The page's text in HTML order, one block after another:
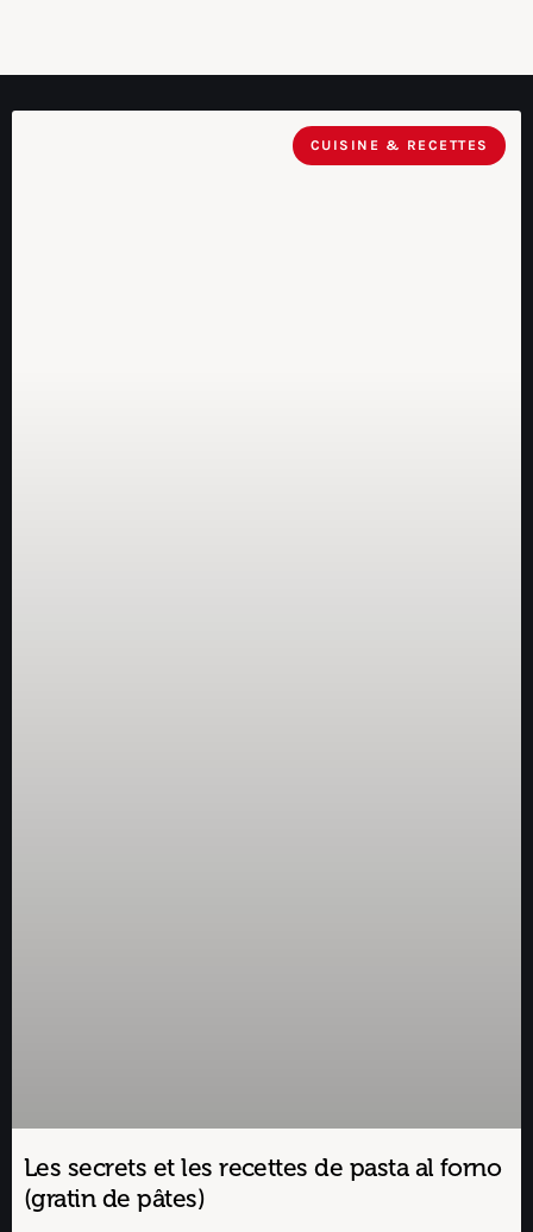
CUISINE & RECETTES
Les secrets et les recettes de pasta al forno
(gratin de pâtes)